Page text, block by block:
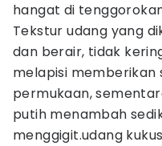
hangat di
Tekstur udang yang
dan berair, tidak
melapisi memberikan
permukaan,
putih menambah
menggigit.udang